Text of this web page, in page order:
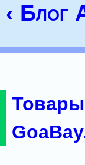
‹ Блог